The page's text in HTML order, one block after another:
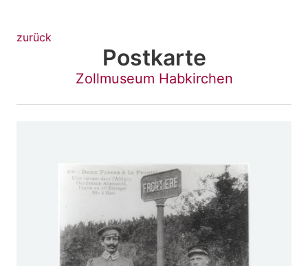
zurück
Postkarte
Zollmuseum Habkirchen